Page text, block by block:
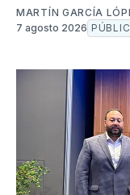
MARTÍN GARCÍA
7 agosto 2026